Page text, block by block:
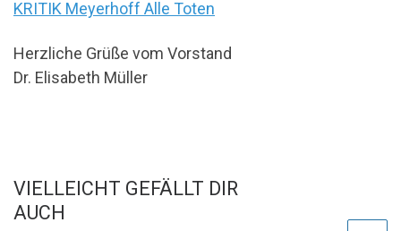
KRITIK Meyerhoff Alle Toten
Herzliche Grüße vom Vorstand
Dr. Elisabeth Müller
VIELLEICHT GEFÄLLT DIR
AUCH